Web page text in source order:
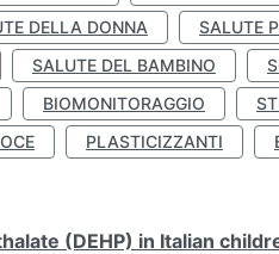
DELLA DONNA SALUTE
SALUTE DEL BAMBINO
BIOMONITORAGGIO
PLASTICIZZANTI
(DEHP) in Italian